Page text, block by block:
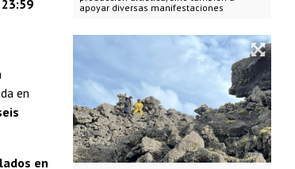
apoyar diversas manifestaciones
en
en